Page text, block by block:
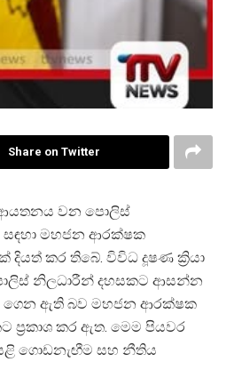
Share on Twitter
ආයතනය වන පොලිස්
සඳහා මහජන ආරක්ෂක
දියත් කර තිබේ. විවිධ දූෂණ ක්රියා
නිලධාරීන් දහසකට ආසන්න
ගෙන ඇති බව මහජන ආරක්ෂක
ප්රකාශ කර ඇත. මෙම පියවර
ගොඩනැඟීම සහ නීතිය